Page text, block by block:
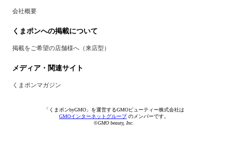
会社概要
くまポンへの掲載について
掲載をご希望の店舗様へ（来店型）
メディア・関連サイト
くまポンマガジン
「くまポンbyGMO」を運営するGMOビューティー株式会社は
GMOインターネットグループのメンバーです。
©GMO beauty, Inc.